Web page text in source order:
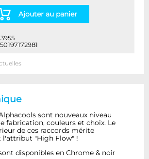
Ajouter au panier
sont nouveaux niveau
fabrication, couleurs et choix. Le
de ces raccords mérite
l'attribut "High Flow" !
disponibles en Chrome & noir